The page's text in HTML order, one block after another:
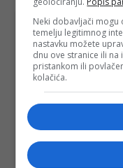
BIH
Neki dobavljači mogu
temelju legitimnog
nastavku možete
dnu ove stranice ili
pristankom ili
kolačića.